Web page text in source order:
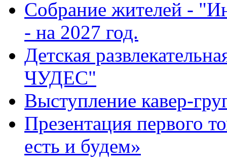
Собрание жителей -
- на 2027 год.
Детская
ЧУДЕС"
Выступление кавер-
Презентация первого
есть и будем»